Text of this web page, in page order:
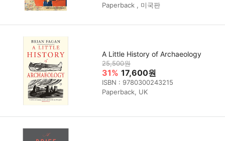
Paperback , 미국판
A Little History of Archaeology
25,500원
31% 17,600원
ISBN : 9780300243215
Paperback, UK